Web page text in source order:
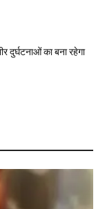
दुर्घटनाओं का बना रहेगा